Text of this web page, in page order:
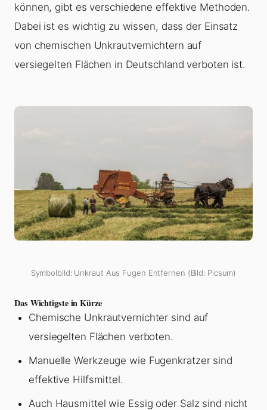
können, gibt es verschiedene effektive Methoden.
Dabei ist es wichtig zu wissen, dass der Einsatz
von chemischen Unkrautvernichtern auf
versiegelten Flächen in Deutschland verboten ist.
Symbolbild: Unkraut Aus Fugen Entfernen (Bild: Picsum)
Das Wichtigste in Kürze
Chemische Unkrautvernichter sind auf
versiegelten Flächen verboten.
Manuelle Werkzeuge wie Fugenkratzer sind
effektive Hilfsmittel.
Auch Hausmittel wie Essig oder Salz sind nicht